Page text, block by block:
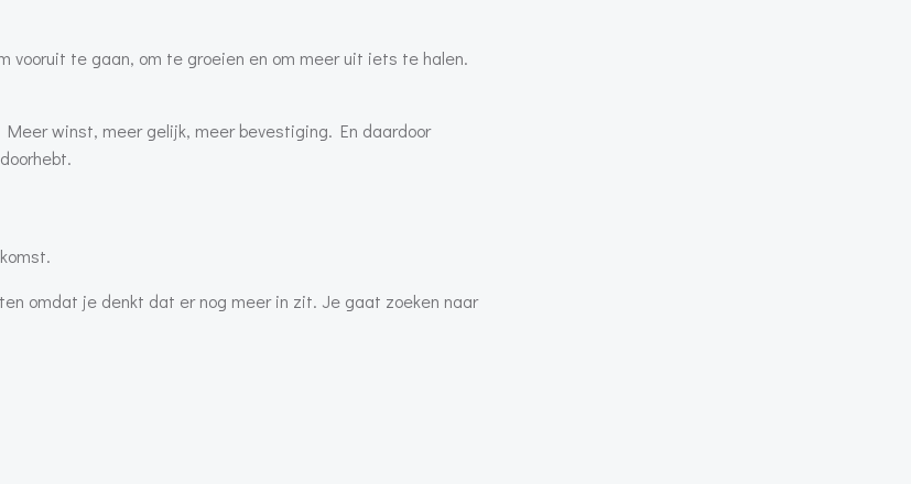
te gaan, om te groeien en om meer uit iets te halen.
winst, meer gelijk, meer bevestiging. En daardoor
omdat je denkt dat er nog meer in zit. Je gaat zoeken naar